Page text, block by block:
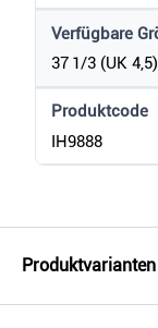
Verfügbare
37 1/3 (UK
Produktcode
IH9888
Produktvarianten